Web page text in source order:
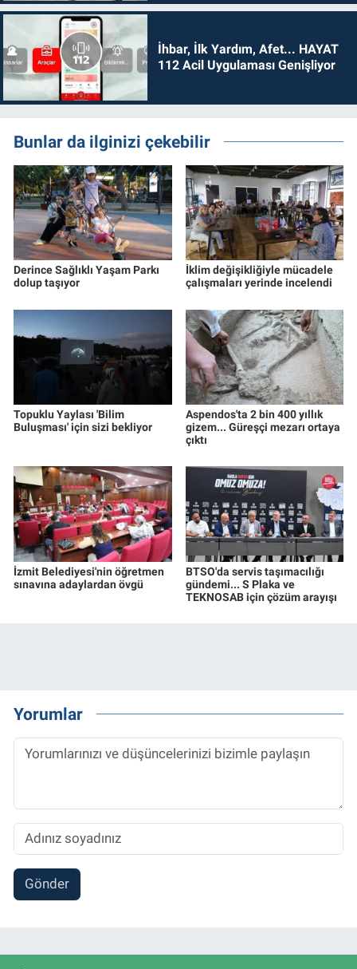
İhbar, İlk Yardım, Afet... HAYAT
112 Acil Uygulaması Genişliyor
Bunlar da ilginizi çekebilir
Derince Sağlıklı Yaşam Parkı
dolup taşıyor
İklim değişikliğiyle mücadele
çalışmaları yerinde incelendi
Topuklu Yaylası 'Bilim
Buluşması' için sizi bekliyor
Aspendos'ta 2 bin 400 yıllık
gizem... Güreşçi mezarı ortaya
çıktı
İzmit Belediyesi'nin öğretmen
sınavına adaylardan övgü
BTSO'da servis taşımacılığı
gündemi... S Plaka ve
TEKNOSAB için çözüm arayışı
Yorumlar
Gönder